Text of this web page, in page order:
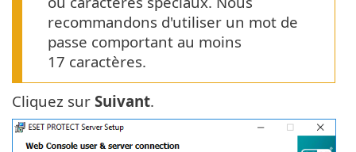
recommandons d'utiliser un mot de
passe comportant au moins
17 caractères.
Cliquez sur Suivant.